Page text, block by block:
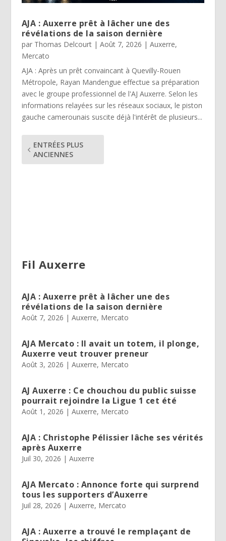
AJA : Auxerre prêt à lâcher une des
révélations de la saison dernière
par Thomas Delcourt| Août 7, 2026 | Auxerre,
Mercato
AJA : Après un prêt convaincant à Quevilly-Rouen
Métropole, Rayan Mandengue effectue sa préparation
avec le groupe professionnel de l'AJ Auxerre. Selon les
informations relayées sur les réseaux sociaux, le piston
gauche camerounais suscite déjà l'intérêt de plusieurs...
ENTRÉES PLUS
ANCIENNES
Fil Auxerre
AJA : Auxerre prêt à lâcher une des
révélations de la saison dernière
Août 7, 2026 | Auxerre, Mercato
AJA Mercato : Il avait un totem, il plonge,
Auxerre veut trouver preneur
Août 3, 2026 | Auxerre, Mercato
AJ Auxerre : Ce chouchou du public suisse
pourrait rejoindre la Ligue 1 cet été
Août 1, 2026 | Auxerre, Mercato
AJA : Christophe Pélissier lâche ses vérités
après Auxerre
Juil 30, 2026 | Auxerre
AJA Mercato : Annonce forte qui surprend
tous les supporters d’Auxerre
Juil 28, 2026 | Auxerre, Mercato
AJA : Auxerre a trouvé le remplaçant de